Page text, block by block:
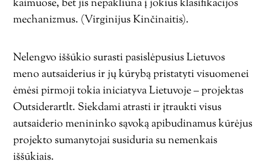
kaimuose, bet jis nepakliūna į jokius klasifikacijos
mechanizmus. (Virginijus Kinčinaitis).
Nelengvo iššūkio surasti pasislėpusius Lietuvos
meno autsaiderius ir jų kūrybą pristatyti visuomenei
ėmėsi pirmoji tokia iniciatyva Lietuvoje – projektas
Outsiderartlt. Siekdami atrasti ir įtraukti visus
autsaiderio menininko sąvoką apibudinamus kūrėjus
projekto sumanytojai susiduria su nemenkais
iššūkiais.